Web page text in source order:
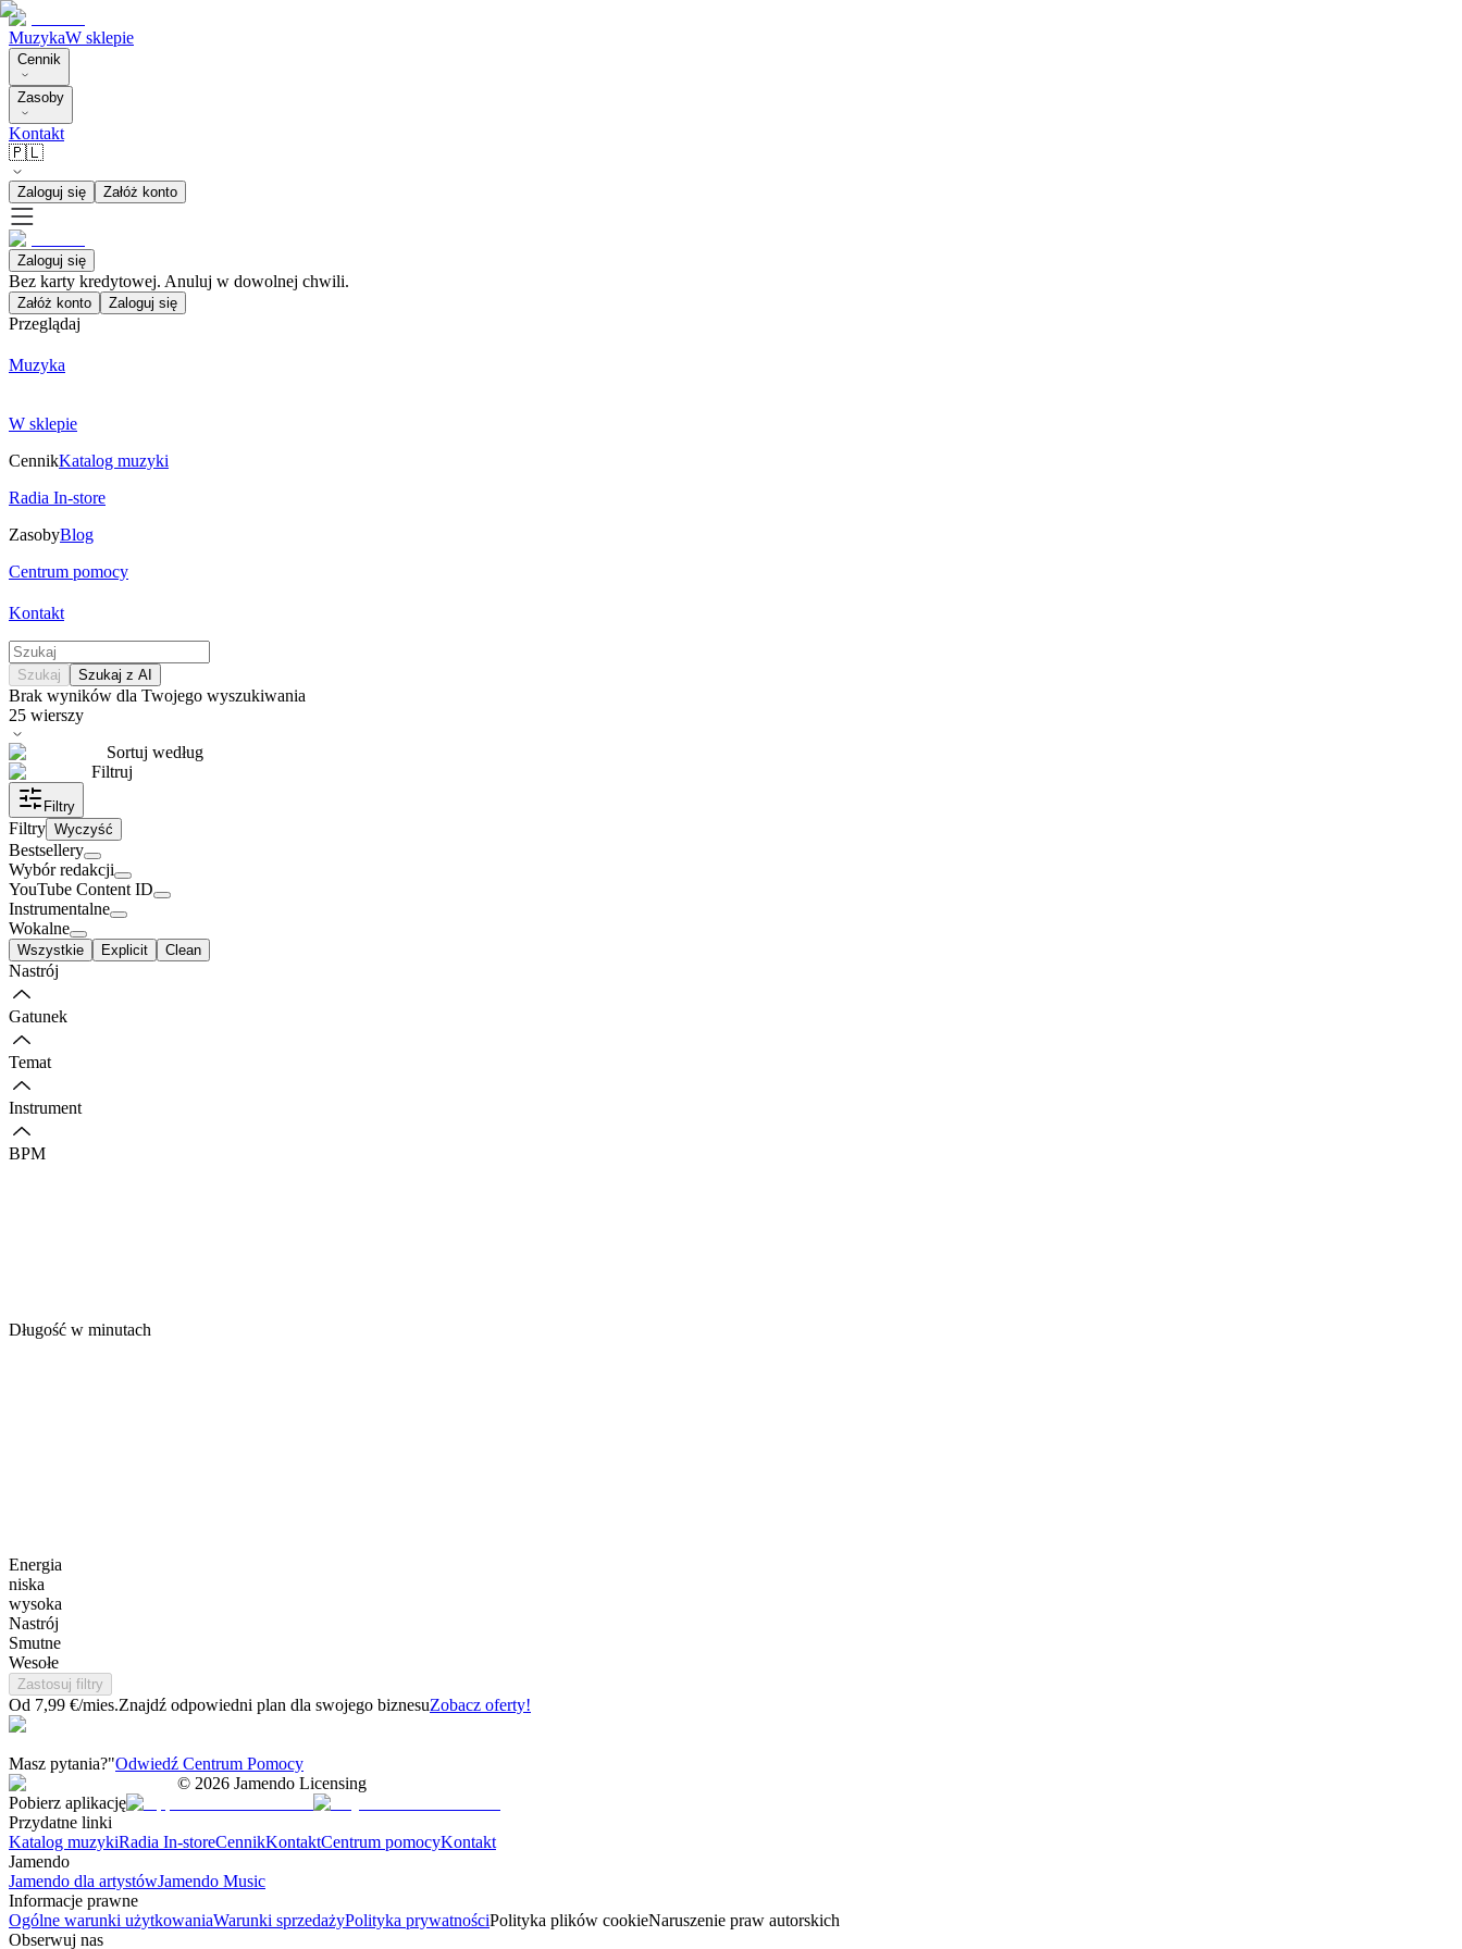
MuzykaW sklepie
Cennik
Zasoby
Kontakt
🇵🇱
Zaloguj się Załóż konto
Zaloguj się
Bez karty kredytowej. Anuluj w dowolnej chwili.
Załóż konto Zaloguj się
Przeglądaj
Muzyka
W sklepie
CennikKatalog muzyki
Radia In-store
ZasobyBlog
Centrum pomocy
Kontakt
Szukaj Szukaj z AI
Brak wyników dla Twojego wyszukiwania
25 wierszy
Sortuj według
Filtruj
Filtry
Filtry Wyczyść
Bestsellery
Wybór redakcji
YouTube Content ID
Instrumentalne
Wokalne
Wszystkie Explicit Clean
Nastrój
Gatunek
Temat
Instrument
BPM
Długość w minutach
Energia
niska
wysoka
Nastrój
Smutne
Wesołe
Zastosuj filtry
Od 7,99 €/mies.Znajdź odpowiedni plan dla swojego biznesuZobacz oferty!
Masz pytania?"Odwiedź Centrum Pomocy
© 2026 Jamendo Licensing
Pobierz aplikację
Przydatne linki
Katalog muzykiRadia In-storeCennikKontaktCentrum pomocyKontakt
Jamendo
Jamendo dla artystówJamendo Music
Informacje prawne
Ogólne warunki użytkowaniaWarunki sprzedażyPolityka prywatnościPolityka plików cookieNaruszenie praw autorskich
Obserwuj nas